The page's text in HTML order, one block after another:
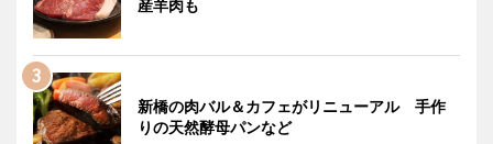
産羊肉も
新橋の肉バル＆カフェがリニューアル 手作
りの天然酵母パンなど